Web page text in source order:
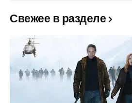
Свежее в разделе